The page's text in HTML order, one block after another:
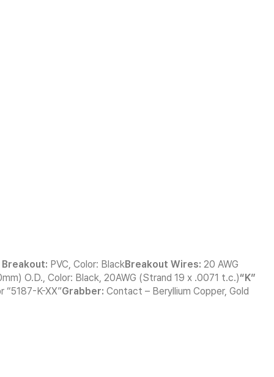
PVC, Color: BlackBreakout Wires: 20 AWG
O.D., Color: Black, 20AWG (Strand 19 x .0071 t.c.)“K”
“5187-K-XX”Grabber: Contact – Beryllium Copper, Gold